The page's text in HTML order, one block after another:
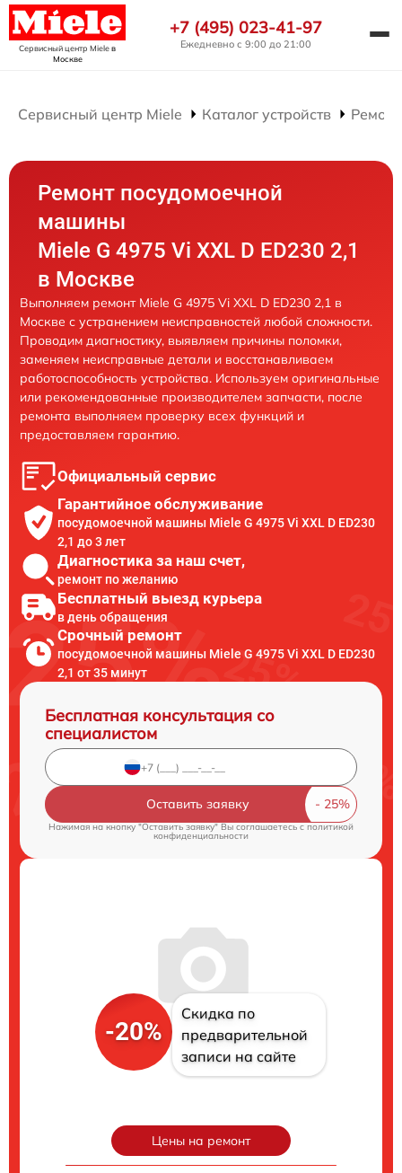
Сервисный центр Mieleв
Москве
+7 (495) 023-41-97
Ежедневно с 9:00 до 21:00
Сервисный центр Miele Каталог устройств
Ремонт посудомоечной
машины
Miele G 4975 Vi XXL D ED230 2,1
в Москве
Выполняем ремонт Miele G 4975 Vi XXL D ED230 2,1 в
Москве с устранением неисправностей любой сложности.
Проводим диагностику, выявляем причины поломки,
заменяем неисправные детали и восстанавливаем
работоспособность устройства. Используем оригинальные
или рекомендованные производителем запчасти, после
ремонта выполняем проверку всех функций и
предоставляем гарантию.
Официальный сервис
Гарантийное обслуживание
посудомоечной машины Miele G 4975 Vi XXL D ED230
2,1 до 3 лет
Диагностика за наш счет,
ремонт по желанию
Бесплатный выезд курьера
в день обращения
Срочный ремонт
посудомоечной машины Miele G 4975 Vi XXL D ED230
2,1 от 35 минут
Бесплатная консультация со
специалистом
Оставить заявку
Нажимая на кнопку "Оставить заявку" Вы соглашаетесь cполитикой
конфиденциальности
-20%
Скидка по
предварительной
записи на сайте
Цены на ремонт